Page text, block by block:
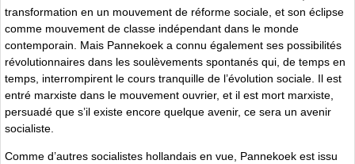
transformation en un mouvement de réforme sociale, et son éclipse
comme mouvement de classe indépendant dans le monde
contemporain. Mais Pannekoek a connu également ses possibilités
révolutionnaires dans les soulèvements spontanés qui, de temps en
temps, interrompirent le cours tranquille de l’évolution sociale. Il est
entré marxiste dans le mouvement ouvrier, et il est mort marxiste,
persuadé que s’il existe encore quelque avenir, ce sera un avenir
socialiste.
Comme d’autres socialistes hollandais en vue, Pannekoek est issu